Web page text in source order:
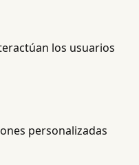
los usuarios
personalizadas